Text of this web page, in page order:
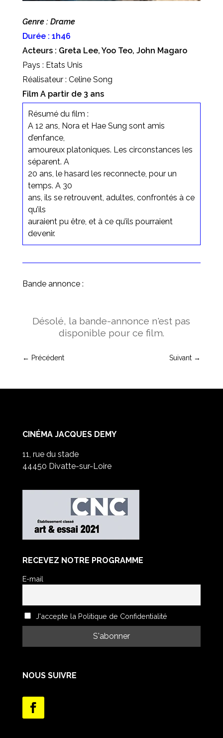
Genre : Drame
Durée : 1h46
Acteurs : Greta Lee, Yoo Teo, John Magaro
Pays : Etats Unis
Réalisateur : Celine Song
Film A partir de 3 ans
Résumé du film :
A 12 ans, Nora et Hae Sung sont amis
d’enfance,
amoureux platoniques. Les circonstances les
séparent. A
20 ans, le hasard les reconnecte, pour un
temps. A 30
ans, ils se retrouvent, adultes, confrontés à ce
qu’ils
auraient pu être, et à ce qu’ils pourraient
devenir.
Bande annonce :
Désolé, la bande-annonce n'est pas
disponible pour ce film.
← Précédent Suivant →
CINÉMA JACQUES DEMY
11, rue du stade
44450 Divatte-sur-Loire
RECEVEZ NOTRE PROGRAMME
E-mail
J'accepte la Politique de Confidentialité
NOUS SUIVRE